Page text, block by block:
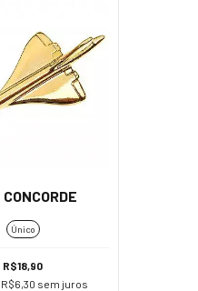
Único
R$18,90
R$6,30 sem juros